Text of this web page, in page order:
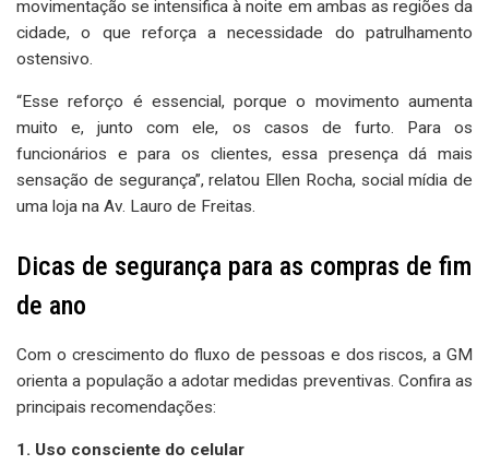
movimentação se intensifica à noite em ambas as regiões da
cidade, o que reforça a necessidade do patrulhamento
ostensivo.
“Esse reforço é essencial, porque o movimento aumenta
muito e, junto com ele, os casos de furto. Para os
funcionários e para os clientes, essa presença dá mais
sensação de segurança”, relatou Ellen Rocha, social mídia de
uma loja na Av. Lauro de Freitas.
Dicas de segurança para as compras de fim
de ano
Com o crescimento do fluxo de pessoas e dos riscos, a GM
orienta a população a adotar medidas preventivas. Confira as
principais recomendações:
1. Uso consciente do celular